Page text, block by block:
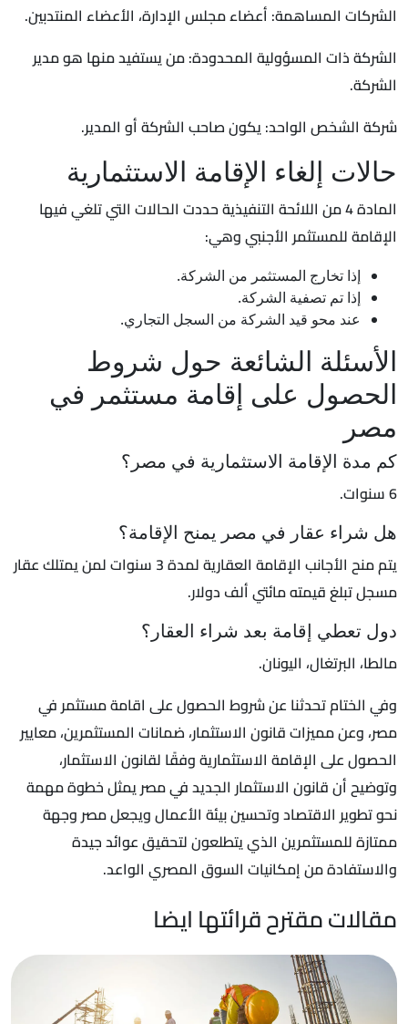
الشركات المساهمة: أعضاء مجلس الإدارة، الأعضاء المنتدبين.
الشركة ذات المسؤولية المحدودة: من يستفيد منها هو مدير
الشركة.
شركة الشخص الواحد: يكون صاحب الشركة أو المدير.
حالات إلغاء الإقامة الاستثمارية
المادة 4 من اللائحة التنفيذية حددت الحالات التي تلغي فيها
الإقامة للمستثمر الأجنبي وهي:
إذا تخارج المستثمر من الشركة.
إذا تم تصفية الشركة.
عند محو قيد الشركة من السجل التجاري.
الأسئلة الشائعة حول شروط
الحصول على إقامة مستثمر في
مصر
كم مدة الإقامة الاستثمارية في مصر؟
6 سنوات.
هل شراء عقار في مصر يمنح الإقامة؟
يتم منح الأجانب الإقامة العقارية لمدة 3 سنوات لمن يمتلك عقار
مسجل تبلغ قيمته مائتي ألف دولار.
دول تعطي إقامة بعد شراء العقار؟
مالطا، البرتغال، اليونان.
وفي الختام تحدثنا عن شروط الحصول على اقامة مستثمر في
مصر، وعن مميزات قانون الاستثمار، ضمانات المستثمرين، معايير
الحصول على الإقامة الاستثمارية وفقًا لقانون الاستثمار،
وتوضيح أن قانون الاستثمار الجديد في مصر يمثل خطوة مهمة
نحو تطوير الاقتصاد وتحسين بيئة الأعمال ويجعل مصر وجهة
ممتازة للمستثمرين الذي يتطلعون لتحقيق عوائد جيدة
والاستفادة من إمكانيات السوق المصري الواعد.
مقالات مقترح قرائتها ايضا